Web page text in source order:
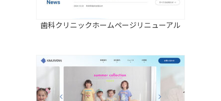
歯科クリニックホームページリニューアル